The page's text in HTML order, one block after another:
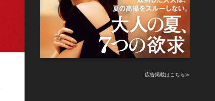
広告掲載はこちら≫